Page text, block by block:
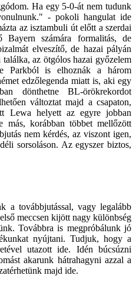
Ha egy 5-0-át nem tudunk
- pokoli hangulat ide
az isztambuli út előtt a szerdai
számára formalitás, de
elveszítő, de hazai pályán
az ötgólos hazai győzelem
Parkból is elhoznák a három
edzőlegenda miatt is, aki egy
dönthetne BL-örökrekordot
változtat majd a csapaton,
Lewa helyett az egyre jobban
más, korábban többet mellőzött
nem kérdés, az viszont igen,
sorsoláson. Az egyszer biztos,
a továbbjutással, vagy legalább
meccsen kijött nagy különbség
Továbbra is megpróbálunk jó
nyújtani. Tudjuk, hogy a
utazott ide. Idén búcsúzni
akarunk hátrahagyni azzal a
majd ide.